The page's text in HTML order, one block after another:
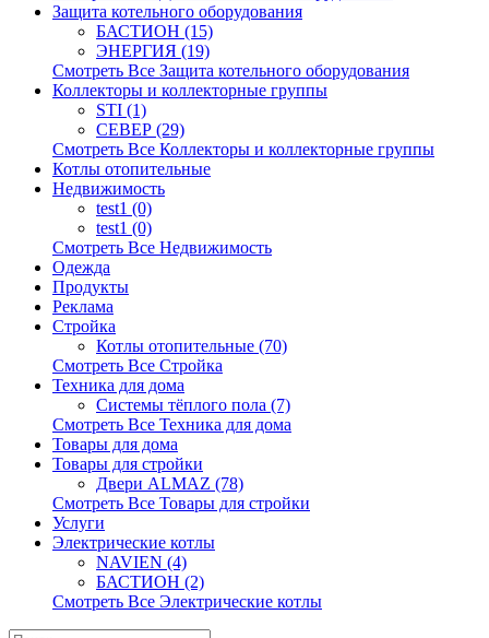
Защита котельного оборудования
БАСТИОН (15)
ЭНЕРГИЯ (19)
Смотреть Все Защита котельного оборудования
Коллекторы и коллекторные группы
STI (1)
СЕВЕР (29)
Смотреть Все Коллекторы и коллекторные группы
Котлы отопительные
Недвижимость
test1 (0)
test1 (0)
Смотреть Все Недвижимость
Одежда
Продукты
Реклама
Стройка
Котлы отопительные (70)
Смотреть Все Стройка
Техника для дома
Системы тёплого пола (7)
Смотреть Все Техника для дома
Товары для дома
Товары для стройки
Двери ALMAZ (78)
Смотреть Все Товары для стройки
Услуги
Электрические котлы
NAVIEN (4)
БАСТИОН (2)
Смотреть Все Электрические котлы